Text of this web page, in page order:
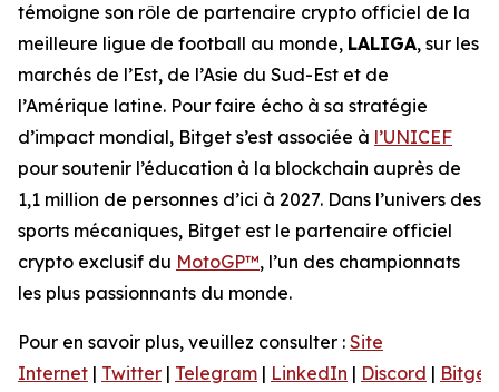
témoigne son rôle de partenaire crypto officiel de la
meilleure ligue de football au monde, LALIGA, sur les
marchés de l’Est, de l’Asie du Sud-Est et de
l’Amérique latine. Pour faire écho à sa stratégie
d’impact mondial, Bitget s’est associée à l’UNICEF
pour soutenir l’éducation à la blockchain auprès de
1,1 million de personnes d’ici à 2027. Dans l’univers des
sports mécaniques, Bitget est le partenaire officiel
crypto exclusif du MotoGP™, l’un des championnats
les plus passionnants du monde.
Pour en savoir plus, veuillez consulter : Site
Internet | Twitter | Telegram | LinkedIn | Discord | Bitget